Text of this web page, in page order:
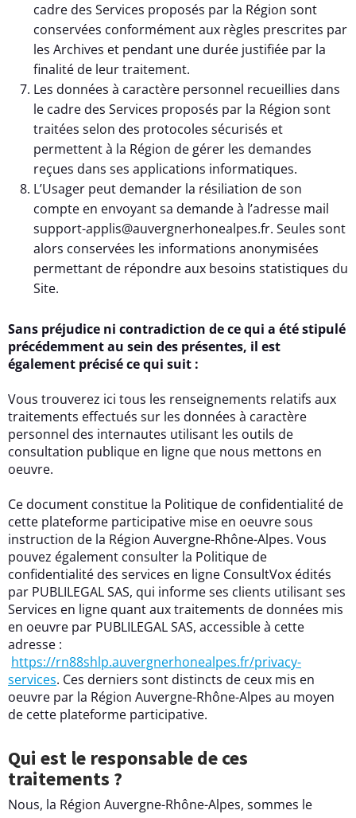
cadre des Services proposés par la Région sont
conservées conformément aux règles prescrites par
les Archives et pendant une durée justifiée par la
finalité de leur traitement.
Les données à caractère personnel recueillies dans
le cadre des Services proposés par la Région sont
traitées selon des protocoles sécurisés et
permettent à la Région de gérer les demandes
reçues dans ses applications informatiques.
L’Usager peut demander la résiliation de son
compte en envoyant sa demande à l’adresse mail
support-applis@auvergnerhonealpes.fr. Seules sont
alors conservées les informations anonymisées
permettant de répondre aux besoins statistiques du
Site.
Sans préjudice ni contradiction de ce qui a été stipulé
précédemment au sein des présentes, il est
également précisé ce qui suit :
Vous trouverez ici tous les renseignements relatifs aux
traitements effectués sur les données à caractère
personnel des internautes utilisant les outils de
consultation publique en ligne que nous mettons en
oeuvre.
Ce document constitue la Politique de confidentialité de
cette plateforme participative mise en oeuvre sous
instruction de la Région Auvergne-Rhône-Alpes. Vous
pouvez également consulter la Politique de
confidentialité des services en ligne ConsultVox édités
par PUBLILEGAL SAS, qui informe ses clients utilisant ses
Services en ligne quant aux traitements de données mis
en oeuvre par PUBLILEGAL SAS, accessible à cette
adresse :
https://rn88shlp.auvergnerhonealpes.fr/privacy-
services. Ces derniers sont distincts de ceux mis en
oeuvre par la Région Auvergne-Rhône-Alpes au moyen
de cette plateforme participative.
Qui est le responsable de ces
traitements ?
Nous, la Région Auvergne-Rhône-Alpes, sommes le